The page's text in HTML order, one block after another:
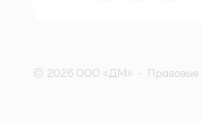
© 2026 ООО «ДМ» • Правовые